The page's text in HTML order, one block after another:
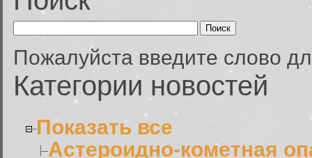
Пожалуйста введите слово
Категории новостей
Показать все
Астероидно-кометная